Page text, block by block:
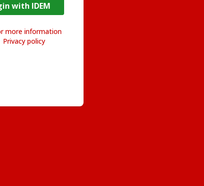
with IDEM
more information
Privacy policy